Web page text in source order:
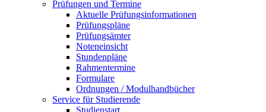
Prüfungen und Termine
Aktuelle Prüfungsinformationen
Prüfungspläne
Prüfungsämter
Noteneinsicht
Stundenpläne
Rahmentermine
Formulare
Ordnungen / Modulhandbücher
Service für Studierende
Studienstart